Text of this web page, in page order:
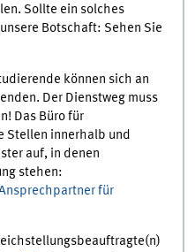
Sollte ein solches
Botschaft: Sehen Sie
können sich an
Der Dienstweg muss
Das Büro für
Stellen innerhalb und
auf, in denen
stehen:
für